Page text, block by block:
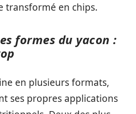
transformé en chips.
formes du yacon :
en plusieurs formats,
ses propres applications